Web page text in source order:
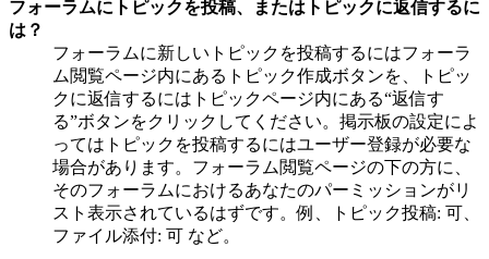
フォーラムにトピックを投稿、またはトピックに返信するに
は？
フォーラムに新しいトピックを投稿するにはフォーラ
ム閲覧ページ内にあるトピック作成ボタンを、トピッ
クに返信するにはトピックページ内にある“返信す
る”ボタンをクリックしてください。掲示板の設定によ
ってはトピックを投稿するにはユーザー登録が必要な
場合があります。フォーラム閲覧ページの下の方に、
そのフォーラムにおけるあなたのパーミッションがリ
スト表示されているはずです。例、トピック投稿: 可、
ファイル添付: 可 など。